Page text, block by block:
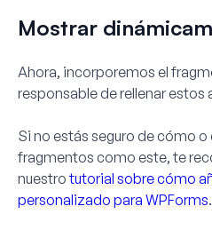
Mostrar
Ahora, incorporemos el
responsable de rellenar
Si no estás seguro de cómo
fragmentos como este, te
nuestrotutorial sobre cómo
personalizado para WPForms.